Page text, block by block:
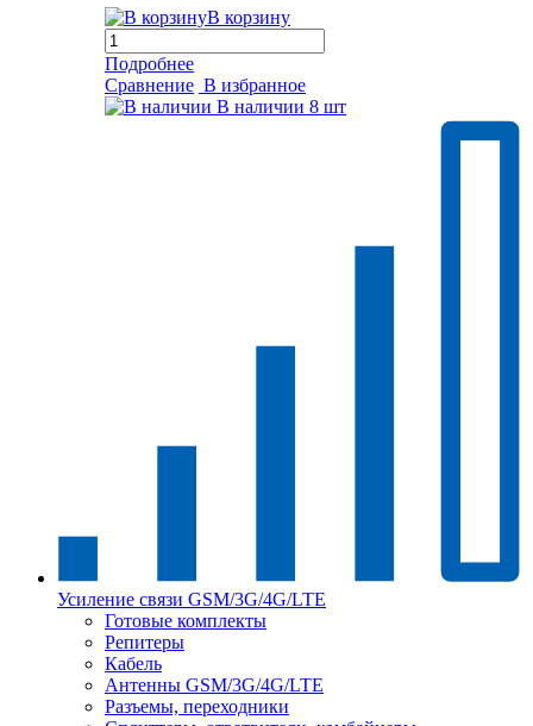
В корзину
Подробнее
Сравнение В избранное
В наличии 8 шт
Усиление связи GSM/3G/4G/LTE
Готовые комплекты
Репитеры
Кабель
Антенны GSM/3G/4G/LTE
Разъемы, переходники